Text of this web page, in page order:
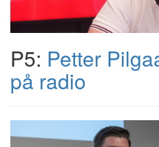
P5: Petter
på radio